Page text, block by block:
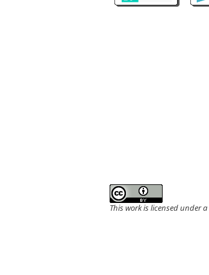
This work is licensed under a